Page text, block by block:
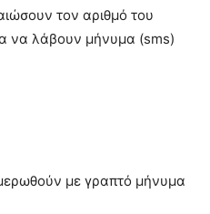
τον αριθμό του
να λάβουν μήνυμα (sms)
με γραπτό μήνυμα